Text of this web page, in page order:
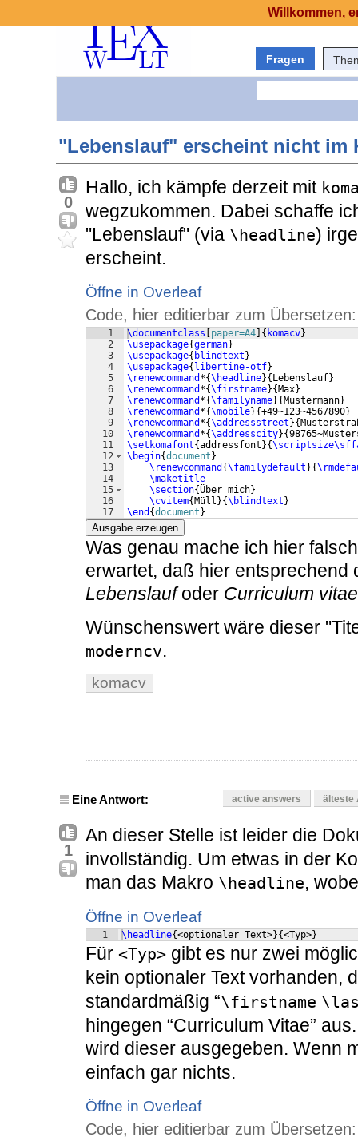
Fragen
"Lebenslauf" erscheint nicht im
0
Hallo, ich kämpfe derzeit mit
wegzukommen. Dabei schaffe
"Lebenslauf" (via \headline)
erscheint.
Öffne in Overleaf
Code, hier editierbar zum Übersetzen:
1
2
3
4
5
6
7
8
9
10
11
12
13
14
15
16
17
\documentclass paper=A4 { komacv}
\usepackage{german}
\usepackage{ blindtext }
\usepackage{ libertine-otf}
\renewcommand *{\headline}{ Lebenslauf}
\renewcommand *{\firstname}{ Max}
\renewcommand *{\familyname}{ Mustermann}
\renewcommand *{\mobile}{+49~123~4567890}
\renewcommand *{\addressstreet }{
\renewcommand *{\addresscity}{
\setkomafont{addressfont }{
\begin{document }
\renewcommand {\familydefault }{
\maketitle
\section{Über mich}
\cvitem{ Müll }{\blindtext }
\end {document }
Ausgabe erzeugen
Was genau mache ich hier
erwartet, daß hier
Lebenslaufoder Curriculum vitae
Wünschenswert wäre dieser
moderncv.
komacv
Eine Antwort: active answers älteste
1
An dieser Stelle ist leider die
invollständig. Um etwas in der
man das Makro \headline,
Öffne in Overleaf
1 \headline{<optionaler Text>}{<Typ>}
Für <Typ> gibt es nur zwei
kein optionaler Text vorhanden,
standardmäßig “\firstname
hingegen “Curriculum Vitae”
wird dieser ausgegeben. Wenn
einfach gar nichts.
Öffne in Overleaf
Code, hier editierbar zum Übersetzen:
Willkommen,